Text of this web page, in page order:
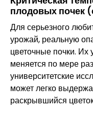
плодовых почек
Для серьезного
урожай, реальную
цветочные почки. Их
меняется по мере
университетские
может легко
раскрывшийся